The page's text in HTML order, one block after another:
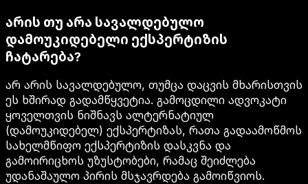
არის თუ არა სავალდებულო
დამოუკიდებელი ექსპერტიზის
ჩატარება?
არ არის სავალდებულო, თუმცა დაცვის მხარისთვის
ეს ხშირად გადამწყვეტია. გამოცდილი ადვოკატი
ყოველთვის ნიშნავს ალტერნატიულ
(დამოუკიდებელ) ექსპერტიზას, რათა გადაამოწმოს
სახელმწიფო ექსპერტიზის დასკვნა და
გამოირიცხოს უზუსტობები, რამაც შეიძლება
უდანაშაულო პირის მსჯავრდება გამოიწვიოს.